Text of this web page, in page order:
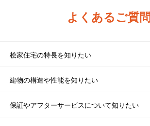
よくあるご質問
桧家住宅の特長を知りたい
建物の構造や性能を知りたい
保証やアフターサービスについて知りたい